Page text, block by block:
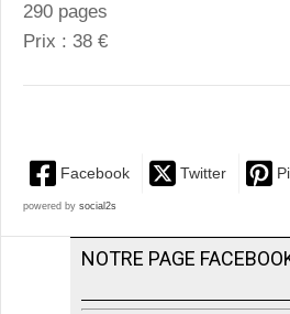
290 pages
Prix : 38 €
Facebook Twitter
powered by social2s
NOTRE PAGE